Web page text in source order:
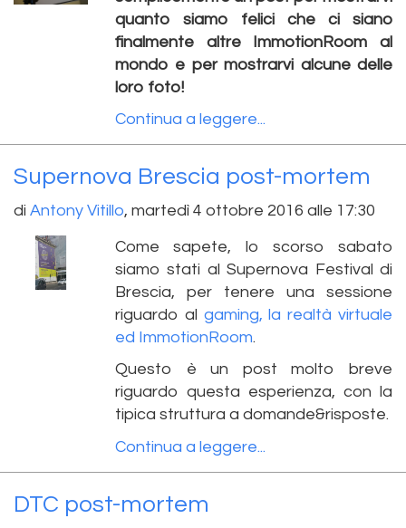
quanto siamo felici che ci siano
finalmente altre ImmotionRoom al
mondo e per mostrarvi alcune delle
loro foto!
Continua a leggere...
Supernova Brescia post-mortem
di Antony Vitillo, martedì 4 ottobre 2016 alle 17:30
Come sapete, lo scorso sabato
siamo stati al Supernova Festival di
Brescia, per tenere una sessione
riguardo al gaming, la realtà virtuale
ed ImmotionRoom.
Questo è un post molto breve
riguardo questa esperienza, con la
tipica struttura a domande&risposte.
Continua a leggere...
DTC post-mortem